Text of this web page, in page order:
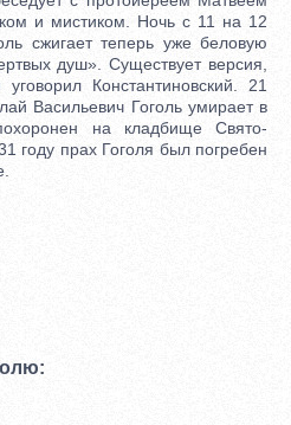
и мистиком. Ночь с 11 на 12
сжигает теперь уже беловую
душ». Существует версия,
Константиновский. 21
Васильевич Гоголь умирает в
на кладбище Свято-
году прах Гоголя был погребен